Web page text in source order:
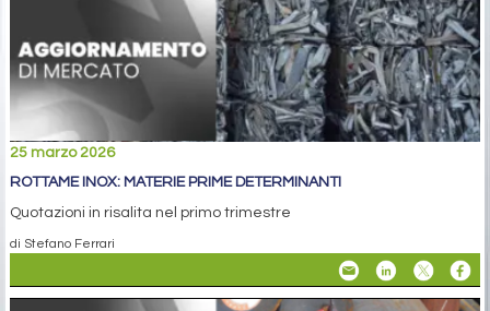
25 marzo 2026
ROTTAME INOX: MATERIE PRIME DETERMINANTI
Quotazioni in risalita nel primo trimestre
di Stefano Ferrari